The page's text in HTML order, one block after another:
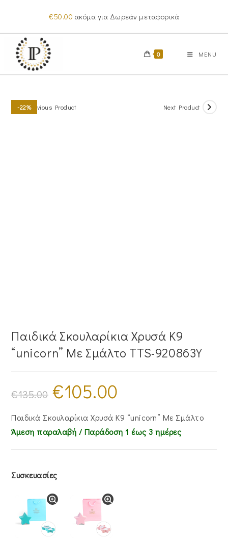
content
€50.00 ακόμα για Δωρεάν μεταφορικά
0 MENU
-22%Previous Product Next Product
Παιδικά Σκουλαρίκια Χρυσά Κ9
“unicorn” Με Σμάλτο TTS-920863Y
€135.00
Original
price
was:
€105.00
€105.00.
Παιδικά Σκουλαρίκια Χρυσά Κ9 “unicorn” Με Σμάλτο
Άμεση παραλαβή / Παράδoση 1 έως 3 ημέρες
Συσκευασίες